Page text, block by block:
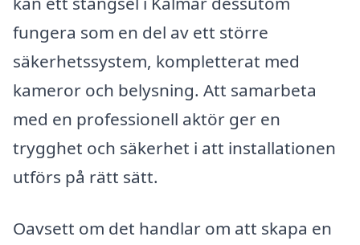
fungera som en del av ett större
säkerhetssystem, kompletterat med
kameror och belysning. Att samarbeta
med en professionell aktör ger en
trygghet och säkerhet i att installationen
utförs på rätt sätt.
Oavsett om det handlar om att skapa en